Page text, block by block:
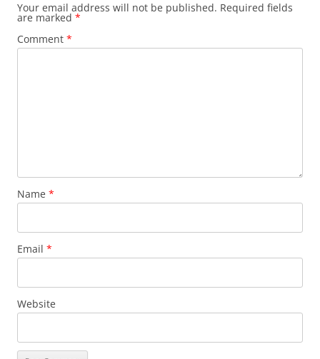
Your email address will not be published. Required fields
are marked *
Comment *
Name *
Email *
Website